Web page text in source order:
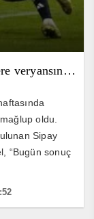
veryansın…
oldu.
Sipay
“Bugün sonuç